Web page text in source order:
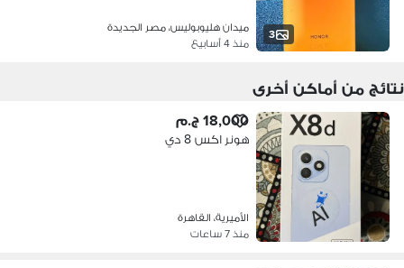
3
ميدان هليوبوليس، مصر الجديدة
منذ 4 أسابيع
نتائج من أماكن أخرى
18,000 ج.م
هونر اكس 8 دي
الأميرية، القاهرة
منذ 7 ساعات